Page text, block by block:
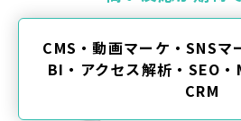
CMS・動画マーケ・SNSマ
BI・アクセス解析・SEO・
CRM